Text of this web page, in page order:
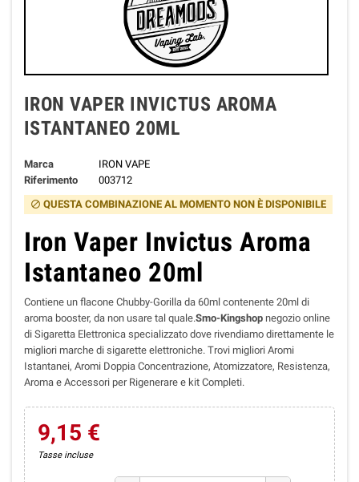
IRON VAPER INVICTUS AROMA
ISTANTANEO 20ML
Marca
IRON VAPE
Riferimento
003712
block QUESTA COMBINAZIONE AL MOMENTO NON È DISPONIBILE
Iron Vaper Invictus Aroma
Istantaneo 20ml
Contiene un flacone Chubby-Gorilla da 60ml contenente 20ml di
aroma booster, da non usare tal quale.Smo-Kingshop negozio online
di Sigaretta Elettronica specializzato dove rivendiamo direttamente le
migliori marche di sigarette elettroniche. Trovi migliori Aromi
Istantanei, Aromi Doppia Concentrazione, Atomizzatore, Resistenza,
Aroma e Accessori per Rigenerare e kit Completi.
9,15 €
Tasse incluse